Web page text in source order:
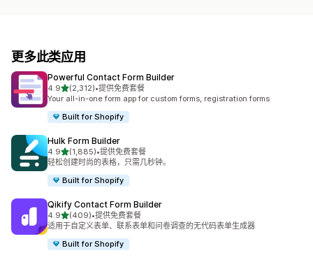
更多此类应用
Powerful Contact Form Builder
4.9星（满分 5 星）
(2,312)
总共 2312 条评论
•提供免费套餐
Your all-in-one form app for custom forms, registration forms
Built for Shopify
Hulk Form Builder
4.9星（满分 5 星）
(1,885)
总共 1885 条评论
•提供免费套餐
轻松创建时尚的表格，只需几秒钟。
Built for Shopify
Qikify Contact Form Builder
4.9星（满分 5 星）
(409)
总共 409 条评论
•提供免费套餐
适用于自定义表单、联系表单和问卷调查的无代码表单生成器
Built for Shopify